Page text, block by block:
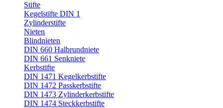
Stifte
Kegelstifte DIN 1
Zylinderstifte
Nieten
Blindnieten
DIN 660 Halbrundniete
DIN 661 Senkniete
Kerbstifte
DIN 1471 Kegelkerbstifte
DIN 1472 Passkerbstifte
DIN 1473 Zylinderkerbstifte
DIN 1474 Steckkerbstifte